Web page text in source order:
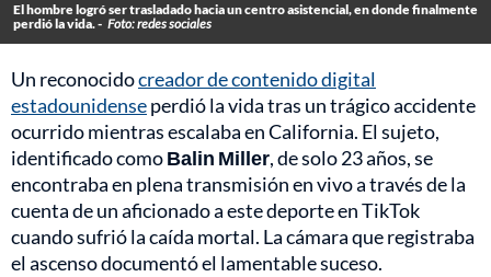
El hombre logró ser trasladado hacia un centro asistencial, en donde finalmente
perdió la vida. - Foto: redes sociales
Un reconocidocreador de contenido digital
estadounidenseperdió la vida tras un trágico accidente
ocurrido mientras escalaba en California. El sujeto,
identificado comoBalin Miller, de solo 23 años, se
encontraba en plena transmisión en vivo a través de la
cuenta de un aficionado a este deporte en TikTok
cuando sufrió la caída mortal. La cámara que registraba
el ascenso documentó el lamentable suceso.